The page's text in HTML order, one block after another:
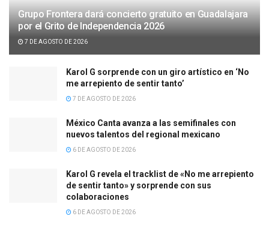
Grupo Frontera dará concierto gratuito en Guadalajara
por el Grito de Independencia 2026
7 DE AGOSTO DE 2026
Karol G sorprende con un giro artístico en ‘No
me arrepiento de sentir tanto’
7 DE AGOSTO DE 2026
México Canta avanza a las semifinales con
nuevos talentos del regional mexicano
6 DE AGOSTO DE 2026
Karol G revela el tracklist de «No me arrepiento
de sentir tanto» y sorprende con sus
colaboraciones
6 DE AGOSTO DE 2026